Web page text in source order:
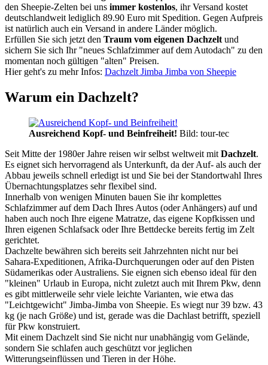
den Sheepie-Zelten bei uns immer kostenlos, ihr Versand kostet
deutschlandweit lediglich 89.90 Euro mit Spedition. Gegen Aufpreis
ist natürlich auch ein Versand in andere Länder möglich.
Erfüllen Sie sich jetzt den Traum vom eigenen Dachzelt und
sichern Sie sich Ihr "neues Schlafzimmer auf dem Autodach" zu den
momentan noch gültigen "alten" Preisen.
Hier geht's zu mehr Infos: Dachzelt Jimba Jimba von Sheepie
Warum ein Dachzelt?
Ausreichend Kopf- und Beinfreiheit! Bild: tour-tec
Seit Mitte der 1980er Jahre reisen wir selbst weltweit mit Dachzelt.
Es eignet sich hervorragend als Unterkunft, da der Auf- als auch der
Abbau jeweils schnell erledigt ist und Sie bei der Standortwahl Ihres
Übernachtungsplatzes sehr flexibel sind.
Innerhalb von wenigen Minuten bauen Sie ihr komplettes
Schlafzimmer auf dem Dach Ihres Autos (oder Anhängers) auf und
haben auch noch Ihre eigene Matratze, das eigene Kopfkissen und
Ihren eigenen Schlafsack oder Ihre Bettdecke bereits fertig im Zelt
gerichtet.
Dachzelte bewähren sich bereits seit Jahrzehnten nicht nur bei
Sahara-Expeditionen, Afrika-Durchquerungen oder auf den Pisten
Südamerikas oder Australiens. Sie eignen sich ebenso ideal für den
"kleinen" Urlaub in Europa, nicht zuletzt auch mit Ihrem Pkw, denn
es gibt mittlerweile sehr viele leichte Varianten, wie etwa das
"Leichtgewicht" Jimba-Jimba von Sheepie. Es wiegt nur 39 bzw. 43
kg (je nach Größe) und ist, gerade was die Dachlast betrifft, speziell
für Pkw konstruiert.
Mit einem Dachzelt sind Sie nicht nur unabhängig vom Gelände,
sondern Sie schlafen auch geschützt vor jeglichen
Witterungseinflüssen und Tieren in der Höhe.